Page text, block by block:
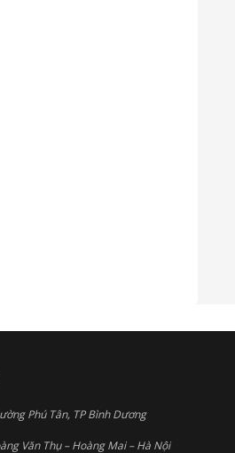
Phú Tân, TP Bình Dương
Văn Thụ – Hoàng Mai – Hà Nội